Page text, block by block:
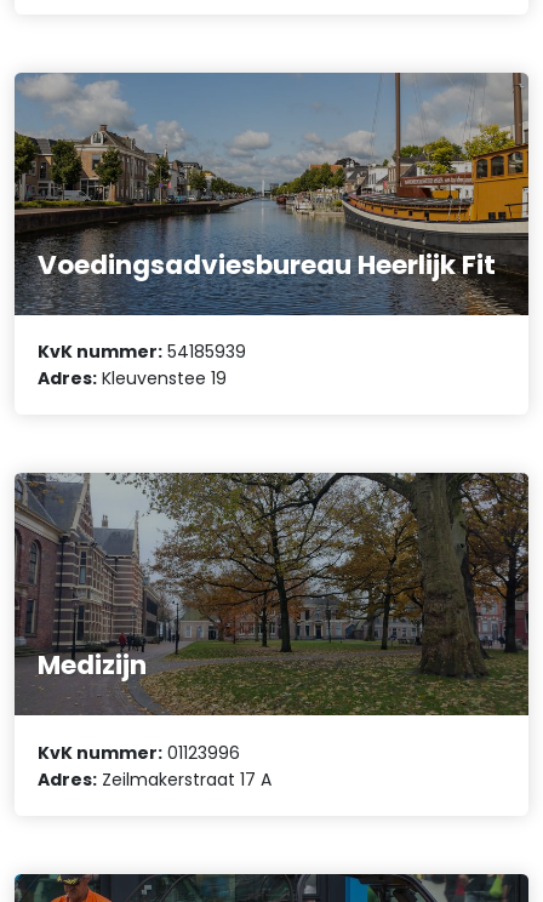
Voedingsadviesbureau Heerlijk Fit
KvK nummer: 54185939
Adres: Kleuvenstee 19
Medizijn
KvK nummer: 01123996
Adres: Zeilmakerstraat 17 A